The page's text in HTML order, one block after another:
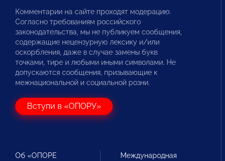
Комментарии на сайте проходят модерацию.
Согласно требованиям российского
законодательства, мы не публикуем сообщения,
содержащие нецензурную лексику и/или
оскорбления, даже в случае замены букв
точками, тире и любыми иными символами. Не
допускаются сообщения, призывающие к
межнациональной и социальной розни.
Вступи в «ОПОРУ»
Об «ОПОРЕ
Международная